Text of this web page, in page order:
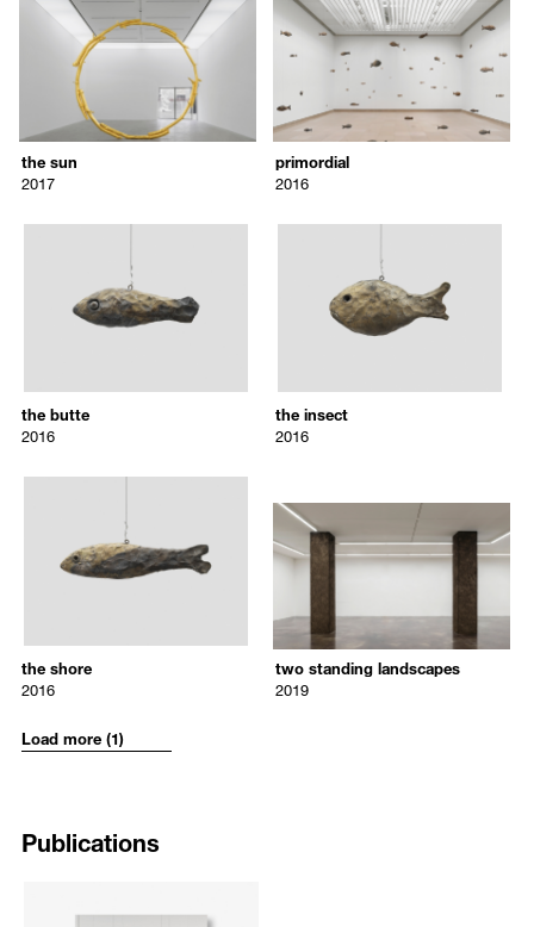
has been given a separate unique title by Rondinone, thereby setting it
apart from the others and giving it a special power. Titles such as the
boulder, the marsh, and the ecosystem, both as singular ideas and
when taken together, create a poetic vehicle for transporting the viewer
—a parallel meaning that echoes the clock face that embodies but
does not tell the time.
contemporary artists of his generation. His sculptures, paintings,
drawings, and site-specific installations span a tremendous range of
materials and conceptual vocabularies, yet they are all joined by his
remarkable balance of wit, lyricism, and generosity coupled with a
humor that resides in everyday love and loss. This dynamic can be
subjects such as the sun, moon, rainbows, tree, and stone figures)
and his interest in observing an inner world using metaphors of
seclusion and isolation (seen in subjects such as windows, doors, and
brick walls). Merging this poetic sensibility with material innovation and
ingenuity, his work has been seen in celebrated exhibitions around the
inspired countless visitors including human nature at Rockefeller Plaza
in New York where he showed nine massive bluestone sculptures
(2013); seven magic mountains, a public art project comprised of
seven towers of colorful boulders at a desert in Nevada (2016); and the
2018).
Arken Museum of Modern Art, Ishøj (2017); Bass Museum of Art,
Miami (2017); Berkeley Art Museum and Pacific Film Archive,
영적 초월성을 연상시키는 등 갤러리 공간 이상의 무언가에 대한 상상
력을 자극하는 실마리가 된다. 시간을 함의하지만 정작 시간은 알려주
지 않는 시계와도 같이 <primordial>을 구성하는 52마리의 물고기에는
<the boulder 바위>, <the marsh 습지>, <the ecosystem 생태계> 등의
개별적인 이름과 독립적인 개념이 부여되는 동시에 이들이 형성하는 무
리는 다른 차원으로의 경험을 가능케 하는 시적 중의성을 담고 있다.
우고 론디노네는 오늘날 세계 현대미술을 주도하는 작가 중 한 명이다.
념적 어휘들을 포괄하면서도 그가 태생적으로 가진 깊은 인간애와 결부
된 섬세한 시각 언어, 재치와 관용을 담은 철학과 절묘하고도 조화롭게
연결된다. 특히 태양, 달, 무지개, 나무, 돌 등을 소재로 삼은 대표작에서
드러나듯 자연에 대한 면밀한 관찰은 작업 전반의 주요 맥락을 형성하
작업은 인간 내면의 세계에 대한 탐구를 담는다. 다층적인 주제가 혼재
하는 작가의 작업은 세계 유수 기관의 주요 전시들을 통해 꾸준히 소개
되고 있다. 특히 뉴욕 록펠러 광장에서 선보인 아홉 개의 거대한 청석
사유 정원에서 처음 선보인 <the sun>(2017-2018) 등 다양한 대형 공공
미술 프로젝트와 장소특정적 설치 작업을 통해 보다 넓은 층의 관객에
게 영감을 선사해왔다.
거주 및 활동 중이다. 주요 개인전은 이스호이 아르켄 현대 미술관
(2017), 마이애미 배스 미술관(2017), 버클리 대학교 미술관(BAMPFA)
(2017), 신시내티 현대미술센터(2017), 모스코 가라지 현대 미술관(The
Garage)(2017), 파리 방돔 광장(2016), 보스턴 현대 미술관(2016), 카레
로마 테스타쵸와 트라이아노 시장(2016), 상해 록번드 아트 뮤지엄
베니스 비엔날레(2007)에서 우르스 피셔(Urs Fischer)와 함께 스위스관
2017년에는 파리 팔레드도쿄에서의 전시 《Ugo Rondinone: I ♥ John
/upload/artworks/2020/7392_5e957ab276e6d_1600.jpg
the sun
Ugo Rondinone
2017
gilded bronze
approx. ø 500 x 65 cm
edition 3/3, 1 AP
the sun
2017
/upload/artworks/2020/
primordial
Ugo Rondinone
2016
primordial
2016
bronze, patination; 52 parts
installation dimensions variable
edition varies per work
primordial
2016
/upload/artworks/2020/7398_5e95845adffed_1600.jpg
the butte
Ugo Rondinone
2016
bronze, patination
9 x 24.5 cm
the butte
2016
/upload/artworks/2020/
the insect
Ugo Rondinone
2016
bronze, patination
12.5 x 25 cm
the insect
2016
/upload/artworks/2020/7400_5e958480ab290_1600.jpg
the shore
Ugo Rondinone
2016
bronze, patination
8.5 x 30 cm
the shore
2016
/upload/artworks/2020/
two standing landscapes
Ugo Rondinone
two standing landscapes
2019
soil
approx. 395 x 69 x 59 cm each
two standing landscapes
2019
Load more (1)
Publications